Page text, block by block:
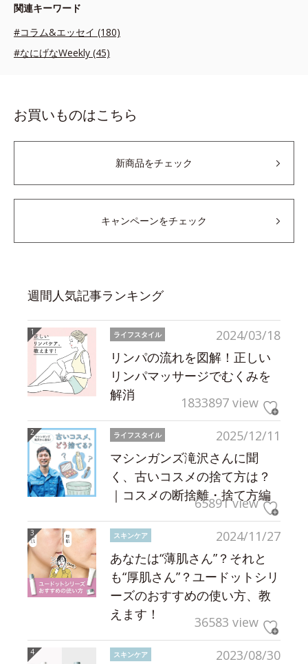
関連キーワード
#コラム&エッセイ (180)
#なにげなWeekly (45)
お買いものはこちら
新商品をチェック
キャンペーンをチェック
週間人気記事ランキング
2024/03/18
ライフスタイル
リンパの流れを図解！正しい
リンパマッサージでむくみを
解消
1833897 view
2025/12/11
ライフスタイル
マシンガンズ滝沢さんに聞
く、古いコスメの捨て方は？
｜コスメの断捨離・捨て方編
65891 view
2024/11/27
スキンケア
あなたは“薄肌さん”？それと
も“厚肌さん”？ユードットシリ
ーズのおすすめの使い方、教
えます！
36583 view
2023/08/30
スキンケア